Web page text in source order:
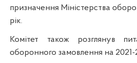
призначення Міністерства
рік.
Комітет також розглянув
оборонного замовлення на